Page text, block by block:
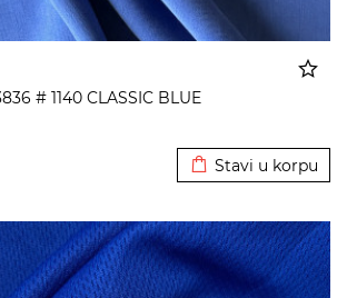
# 1140 CLASSIC BLUE
Stavi u korpu